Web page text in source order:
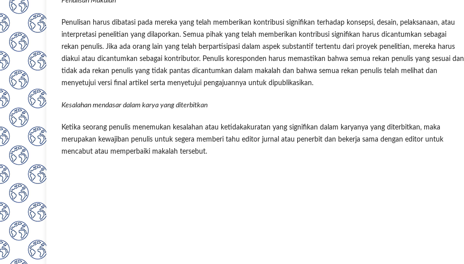
Penulisan harus dibatasi pada mereka yang telah memberikan kontribusi signifikan terhadap konsepsi, desain, pelaksanaan, atau
interpretasi penelitian yang dilaporkan. Semua pihak yang telah memberikan kontribusi signifikan harus dicantumkan sebagai
rekan penulis. Jika ada orang lain yang telah berpartisipasi dalam aspek substantif tertentu dari proyek penelitian, mereka harus
diakui atau dicantumkan sebagai kontributor. Penulis koresponden harus memastikan bahwa semua rekan penulis yang sesuai dan
tidak ada rekan penulis yang tidak pantas dicantumkan dalam makalah dan bahwa semua rekan penulis telah melihat dan
menyetujui versi final artikel serta menyetujui pengajuannya untuk dipublikasikan.
Kesalahan mendasar dalam karya yang diterbitkan
Ketika seorang penulis menemukan kesalahan atau ketidakakuratan yang signifikan dalam karyanya yang diterbitkan, maka
merupakan kewajiban penulis untuk segera memberi tahu editor jurnal atau penerbit dan bekerja sama dengan editor untuk
mencabut atau memperbaiki makalah tersebut.